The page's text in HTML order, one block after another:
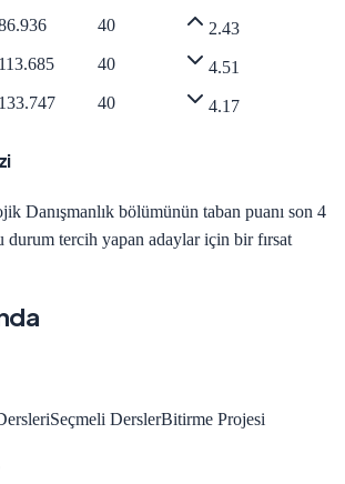
40
2.43
113.685 40
4.51
133.747 40 4.17
Danışmanlık bölümünün taban puanı son 4
durum tercih yapan adaylar için bir fırsat
Seçmeli DerslerBitirme Projesi